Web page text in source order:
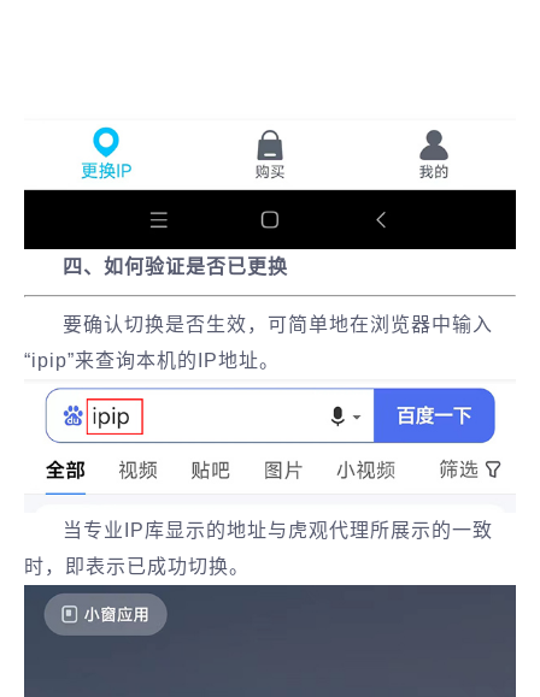
四、如何验证是否已更换
要确认切换是否生效，可简单地在浏览器中输入
“ipip”来查询本机的IP地址。
当专业IP库显示的地址与虎观代理所展示的一致
时，即表示已成功切换。